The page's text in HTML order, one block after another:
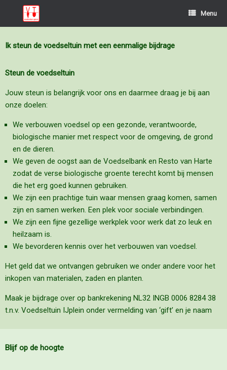
Menu
Ik steun de voedseltuin met een eenmalige bijdrage
Steun de voedseltuin
Jouw steun is belangrijk voor ons en daarmee draag je bij aan
onze doelen:
We verbouwen voedsel op een gezonde, verantwoorde,
biologische manier met respect voor de omgeving, de grond
en de dieren.
We geven de oogst aan de Voedselbank en Resto van Harte
zodat de verse biologische groente terecht komt bij mensen
die het erg goed kunnen gebruiken.
We zijn een prachtige tuin waar mensen graag komen, samen
zijn en samen werken. Een plek voor sociale verbindingen.
We zijn een fijne gezellige werkplek voor werk dat zo leuk en
heilzaam is.
We bevorderen kennis over het verbouwen van voedsel.
Het geld dat we ontvangen gebruiken we onder andere voor het
inkopen van materialen, zaden en planten.
Maak je bijdrage over op bankrekening NL32 INGB 0006 8284 38
t.n.v. Voedseltuin IJplein onder vermelding van ‘gift’ en je naam
Blijf op de hoogte